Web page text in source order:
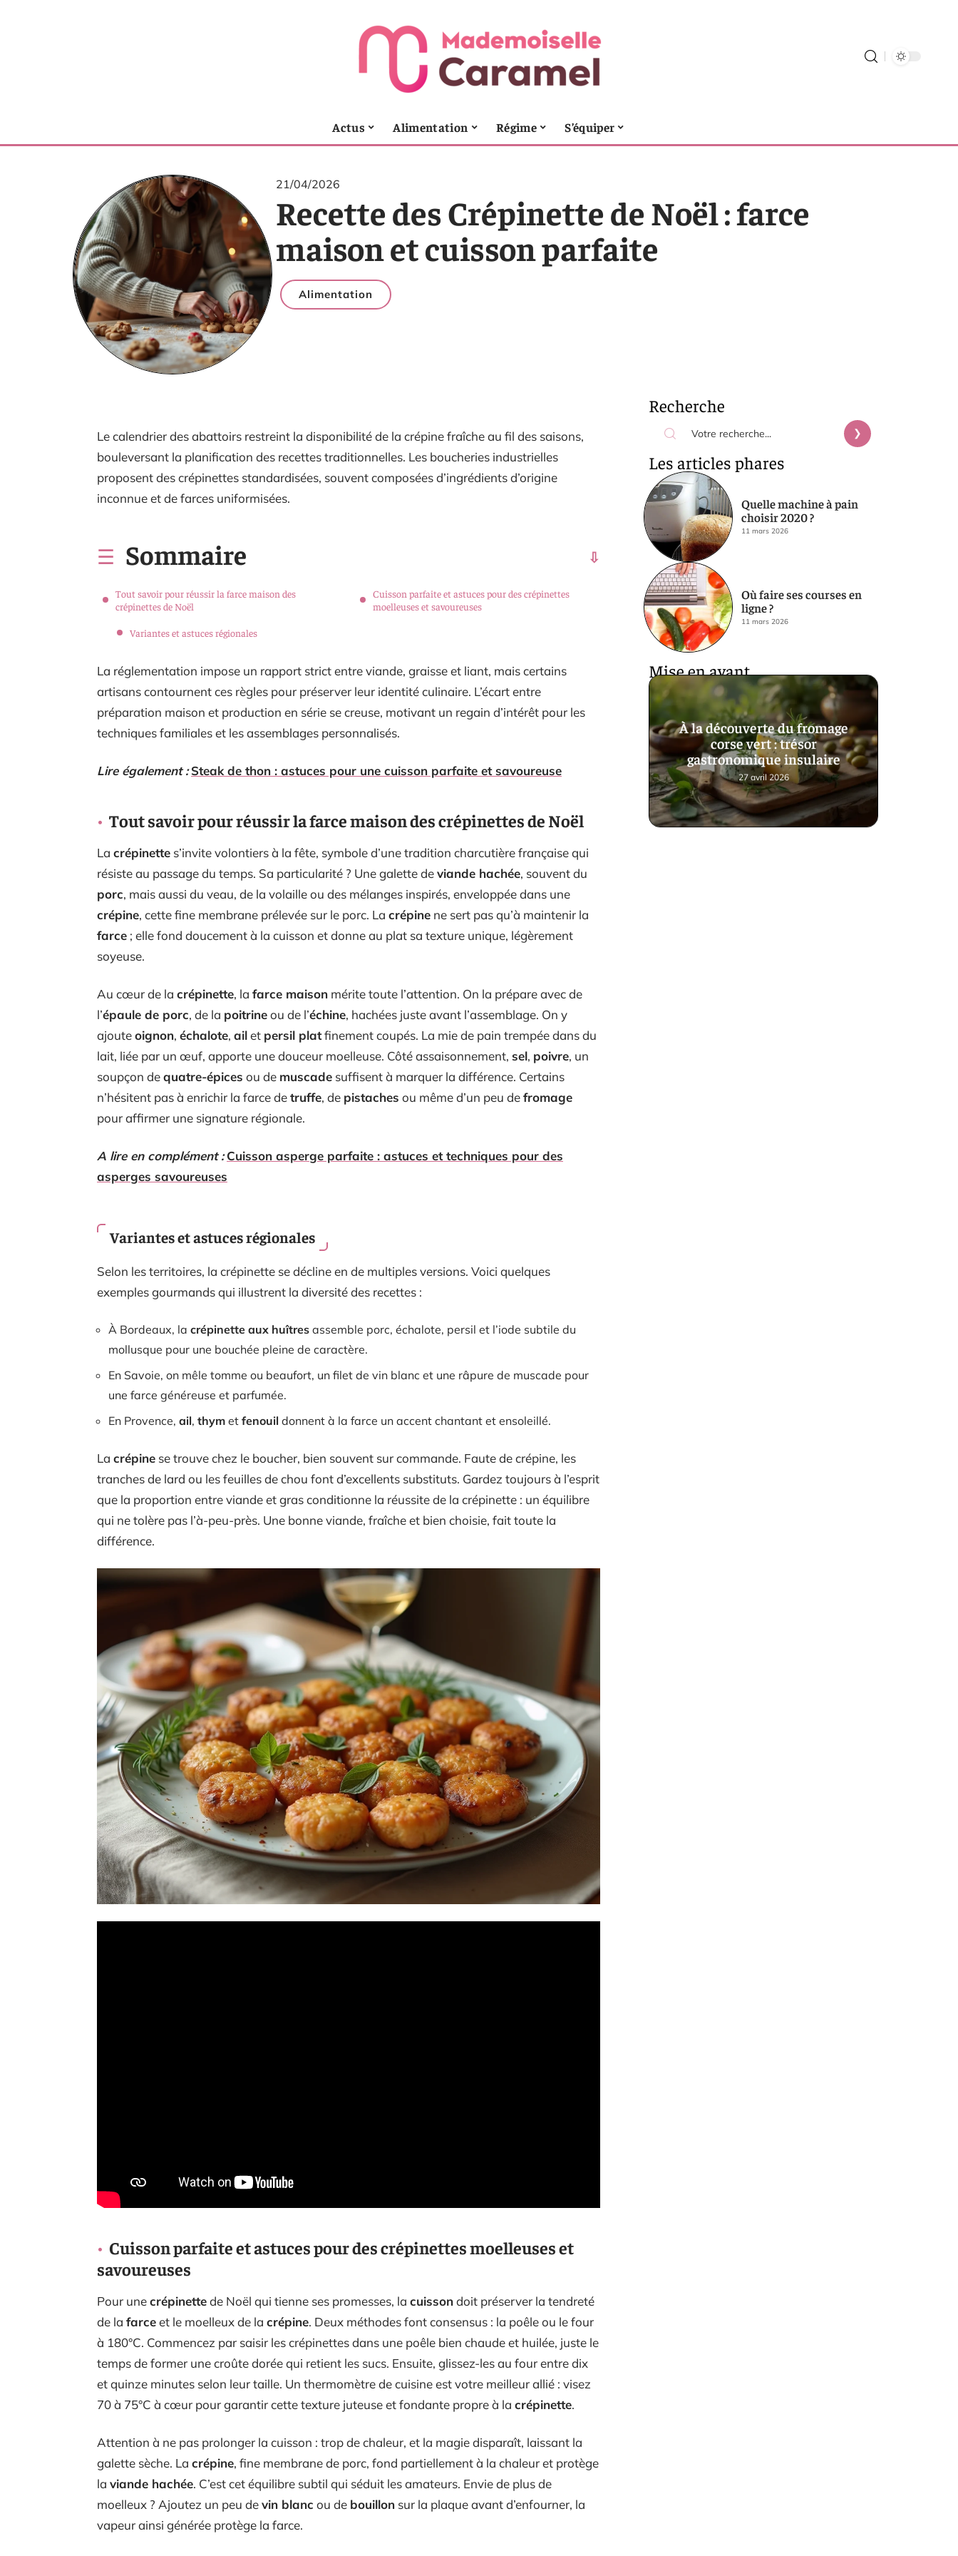
Actus Alimentation Régime S’équiper
21/04/2026
Recette des Crépinette de Noël : farce
maison et cuisson parfaite
Alimentation
Le calendrier des abattoirs restreint la disponibilité de la crépine fraîche au fil des saisons,
bouleversant la planification des recettes traditionnelles. Les boucheries industrielles
proposent des crépinettes standardisées, souvent composées d’ingrédients d’origine
inconnue et de farces uniformisées.
Sommaire
Tout savoir pour réussir la farce maison des
crépinettes de Noël
Variantes et astuces régionales
Cuisson parfaite et astuces pour des crépinettes
moelleuses et savoureuses
La réglementation impose un rapport strict entre viande, graisse et liant, mais certains
artisans contournent ces règles pour préserver leur identité culinaire. L’écart entre
préparation maison et production en série se creuse, motivant un regain d’intérêt pour les
techniques familiales et les assemblages personnalisés.
Lire également : Steak de thon : astuces pour une cuisson parfaite et savoureuse
Tout savoir pour réussir la farce maison des crépinettes de Noël
La crépinette s’invite volontiers à la fête, symbole d’une tradition charcutière française qui
résiste au passage du temps. Sa particularité ? Une galette deviande hachée, souvent du
porc, mais aussi du veau, de la volaille ou des mélanges inspirés, enveloppée dans une
crépine, cette fine membrane prélevée sur le porc. La crépine ne sert pas qu’à maintenir la
farce ; elle fond doucement à la cuisson et donne au plat sa texture unique, légèrement
soyeuse.
Au cœur de la crépinette, la farce maison mérite toute l’attention. On la prépare avec de
l’épaule de porc, de la poitrineou de l’échine, hachées juste avant l’assemblage. On y
ajouteoignon, échalote, ailet persil platfinement coupés. La mie de pain trempée dans du
lait, liée par un œuf, apporte une douceur moelleuse. Côté assaisonnement, sel, poivre, un
soupçon dequatre-épices ou de muscade suffisent à marquer la différence. Certains
n’hésitent pas à enrichir la farce detruffe, de pistaches ou même d’un peu defromage
pour affirmer une signature régionale.
A lire en complément : Cuisson asperge parfaite : astuces et techniques pour des
asperges savoureuses
Variantes et astuces régionales
Selon les territoires, la crépinette se décline en de multiples versions. Voici quelques
exemples gourmands qui illustrent la diversité des recettes :
À Bordeaux, la crépinette aux huîtres assemble porc, échalote, persil et l’iode subtile du
mollusque pour une bouchée pleine de caractère.
En Savoie, on mêle tomme ou beaufort, un filet de vin blanc et une râpure de muscade pour
une farce généreuse et parfumée.
En Provence, ail, thym et fenouil donnent à la farce un accent chantant et ensoleillé.
La crépine se trouve chez le boucher, bien souvent sur commande. Faute de crépine, les
tranches de lard ou les feuilles de chou font d’excellents substituts. Gardez toujours à l’esprit
que la proportion entre viande et gras conditionne la réussite de la crépinette : un équilibre
qui ne tolère pas l’à-peu-près. Une bonne viande, fraîche et bien choisie, fait toute la
différence.
Cuisson parfaite et astuces pour des crépinettes moelleuses et
savoureuses
Pour unecrépinettede Noël qui tienne ses promesses, la cuissondoit préserver la tendreté
de la farceet le moelleux de la crépine. Deux méthodes font consensus : la poêle ou le four
à 180°C. Commencez par saisir les crépinettes dans une poêle bien chaude et huilée, juste le
temps de former une croûte dorée qui retient les sucs. Ensuite, glissez-les au four entre dix
et quinze minutes selon leur taille. Un thermomètre de cuisine est votre meilleur allié : visez
70 à 75°C à cœur pour garantir cette texture juteuse et fondante propre à la crépinette.
Attention à ne pas prolonger la cuisson : trop de chaleur, et la magie disparaît, laissant la
galette sèche. La crépine, fine membrane de porc, fond partiellement à la chaleur et protège
la viande hachée. C’est cet équilibre subtil qui séduit les amateurs. Envie de plus de
moelleux ? Ajoutez un peu devin blanc ou de bouillon sur la plaque avant d’enfourner, la
vapeur ainsi générée protège la farce.
Recherche
Les articles phares
Quelle machine à pain
choisir 2020 ?
11 mars 2026
Où faire ses courses en
ligne ?
11 mars 2026
Mise en avant
À la découverte du fromage
corse vert : trésor
gastronomique insulaire
27 avril 2026